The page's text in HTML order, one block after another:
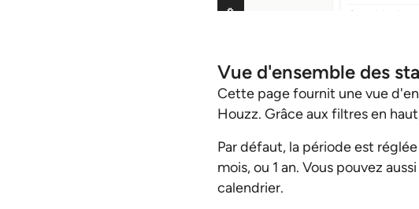
Vue d'ensemble des
Cette page fournit une vue
Houzz. Grâce aux filtres en
Par défaut, la période est
mois, ou 1 an. Vous pouvez
calendrier.